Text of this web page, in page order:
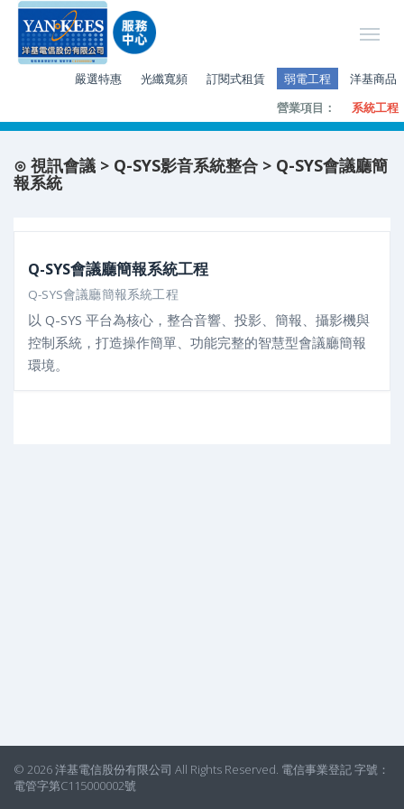
嚴選特惠 光纖寬頻 訂閱式租賃 弱電工程 洋基商品
營業項目： 系統工程
⊙ 視訊會議 > Q-SYS影音系統整合 > Q-SYS會議廳簡
報系統
Q-SYS會議廳簡報系統工程
Q-SYS會議廳簡報系統工程
以 Q-SYS 平台為核心，整合音響、投影、簡報、攝影機與
控制系統，打造操作簡單、功能完整的智慧型會議廳簡報
環境。
© 2026 洋基電信股份有限公司 All Rights Reserved. 電信事業登記 字號：
電管字第C115000002號